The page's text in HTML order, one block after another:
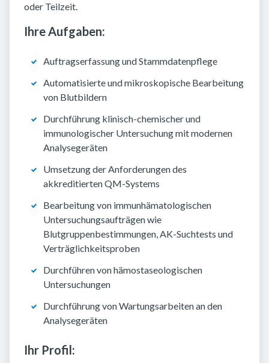
oder Teilzeit.
Ihre Aufgaben:
Auftragserfassung und Stammdatenpflege
Automatisierte und mikroskopische Bearbeitung
von Blutbildern
Durchführung klinisch-chemischer und
immunologischer Untersuchung mit modernen
Analysegeräten
Umsetzung der Anforderungen des
akkreditierten QM-Systems
Bearbeitung von immunhämatologischen
Untersuchungsaufträgen wie
Blutgruppenbestimmungen, AK-Suchtests und
Verträglichkeitsproben
Durchführen von hämostaseologischen
Untersuchungen
Durchführung von Wartungsarbeiten an den
Analysegeräten
Ihr Profil: